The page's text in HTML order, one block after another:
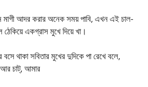
মাগী আদর করার অনেক সময় পাবি, এখন এই চাল-
একগ্রাস মুখে দিয়ে খা।
থাকা সবিতার মুখের দুদিকে পা রেখে বলে,
চাট্, আমার